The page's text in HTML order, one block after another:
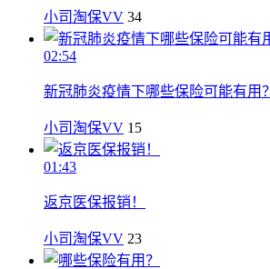
小司淘保VV 34
02:54
新冠肺炎疫情下哪些保险可能有用？
小司淘保VV 15
01:43
返京医保报销！
小司淘保VV 23